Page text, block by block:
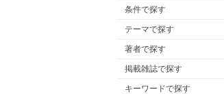
条件で探す
テーマで探す
著者で探す
掲載雑誌で探す
キーワードで探す